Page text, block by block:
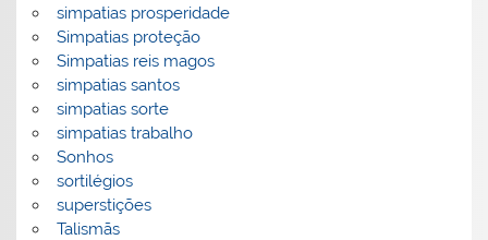
simpatias prosperidade
Simpatias proteção
Simpatias reis magos
simpatias santos
simpatias sorte
simpatias trabalho
Sonhos
sortilégios
superstições
Talismãs